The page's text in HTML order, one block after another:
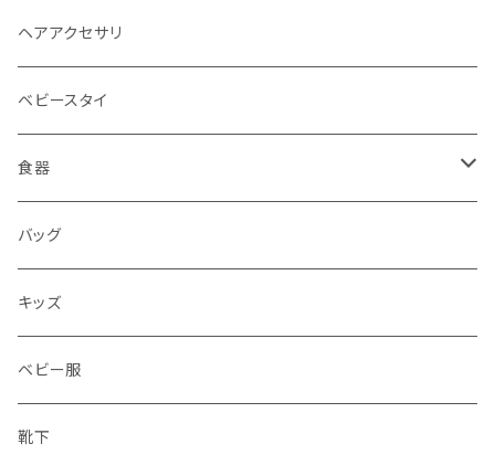
ヘアアクセサリ
ベビースタイ
食器
水筒
水筒
バッグ
キッズ
ベビー服
靴下